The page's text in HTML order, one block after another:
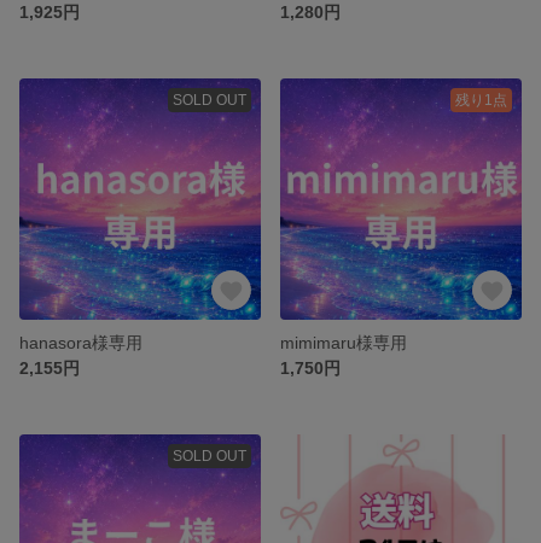
1,925円
1,280円
SOLD OUT
hanasora様専用
2,155円
残り1点
mimimaru様専用
1,750円
SOLD OUT